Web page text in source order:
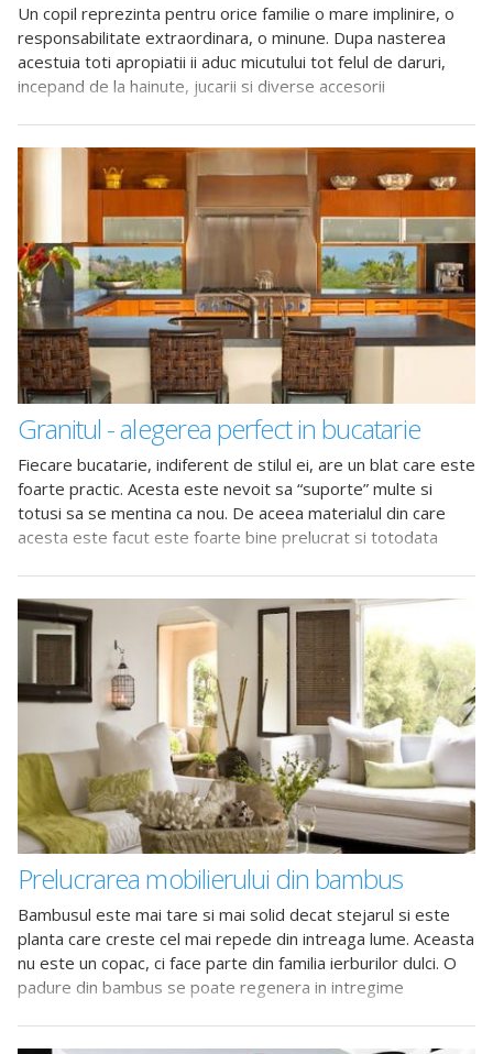
Un copil reprezinta pentru orice familie o mare implinire, o
responsabilitate extraordinara, o minune. Dupa nasterea
acestuia toti apropiatii ii aduc micutului tot felul de daruri,
incepand de la hainute, jucarii si diverse accesorii
Granitul - alegerea perfect in bucatarie
Fiecare bucatarie, indiferent de stilul ei, are un blat care este
foarte practic. Acesta este nevoit sa “suporte” multe si
totusi sa se mentina ca nou. De aceea materialul din care
acesta este facut este foarte bine prelucrat si totodata
Prelucrarea mobilierului din bambus
Bambusul este mai tare si mai solid decat stejarul si este
planta care creste cel mai repede din intreaga lume. Aceasta
nu este un copac, ci face parte din familia ierburilor dulci. O
padure din bambus se poate regenera in intregime